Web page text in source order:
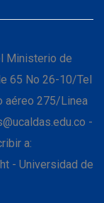
Ministerio de
65 No 26-10/Tel
aéreo 275/Linea
-
a:
- Universidad de